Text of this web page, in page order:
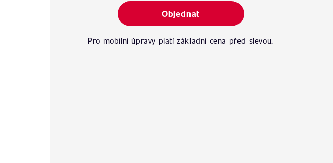
Objednat
Pro mobilní úpravy platí základní cena před slevou.